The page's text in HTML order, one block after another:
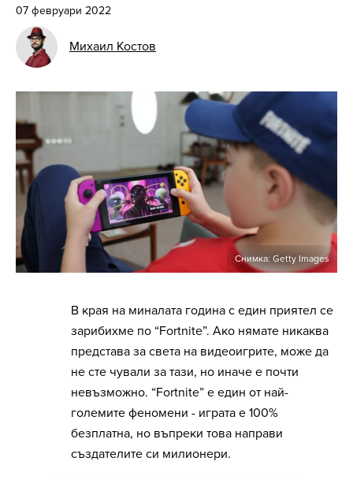
07 февруари 2022
Михаил Костов
Снимка: Getty Images
В края на миналата година с един приятел се
зарибихме по “Fortnite”. Ако нямате никаква
представа за света на видеоигрите, може да
не сте чували за тази, но иначе е почти
невъзможно. “Fortnite” е един от най-
големите феномени - играта е 100%
безплатна, но въпреки това направи
създателите си милионери.